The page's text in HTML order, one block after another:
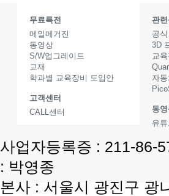
무료특전
메일메거진
동영상
S/W업그레이드
교재
학과별 교육장비 도입안
고객센터
CALL센터
관
공
3D
교
자
동
유
사업자등록증 : 211-86-
: 박영종
본사 : 서울시 광진구 광